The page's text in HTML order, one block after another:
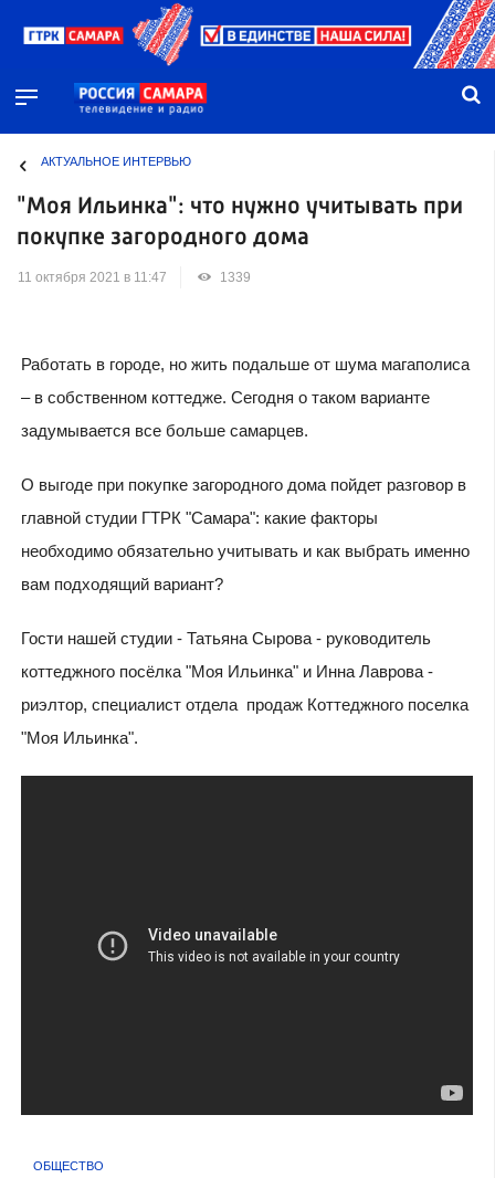
АКТУАЛЬНОЕ ИНТЕРВЬЮ
"Моя Ильинка": что нужно учитывать при
покупке загородного дома
11 октября 2021 в 11:47 1339
Работать в городе, но жить подальше от шума магаполиса
– в собственном коттедже. Сегодня о таком варианте
задумывается все больше самарцев.
О выгоде при покупке загородного дома пойдет разговор в
главной студии ГТРК "Самара": какие факторы
необходимо обязательно учитывать и как выбрать именно
вам подходящий вариант?
Гости нашей студии - Татьяна Сырова - руководитель
коттеджного посёлка "Моя Ильинка" и Инна Лаврова -
риэлтор, специалист отдела продаж Коттеджного поселка
"Моя Ильинка".
ОБЩЕСТВО